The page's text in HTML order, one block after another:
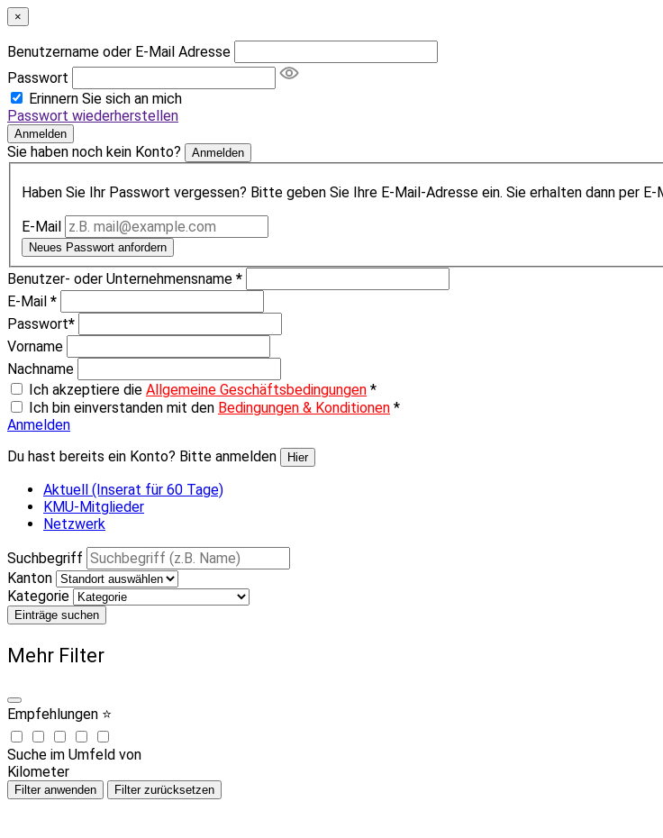
×
Benutzername oder E-Mail Adresse
Passwort
Erinnern Sie sich an mich
Passwort wiederherstellen
Anmelden
Sie haben noch kein Konto? Anmelden
Haben Sie Ihr Passwort vergessen? Bitte geben Sie Ihre E-Mail-Adresse ein. Sie erhalten dann per
E-Mail
Neues Passwort anfordern
Benutzer- oder Unternehmensname *
E-Mail *
Passwort*
Vorname
Nachname
Ich akzeptiere die Allgemeine Geschäftsbedingungen *
Ich bin einverstanden mit den Bedingungen & Konditionen *
Anmelden
Du hast bereits ein Konto? Bitte anmelden
Hier
Aktuell (Inserat für 60 Tage)
KMU-Mitglieder
Netzwerk
Suchbegriff
Kanton
Kategorie
Einträge suchen
Mehr Filter
Empfehlungen ⭐
Suche im Umfeld von
Kilometer
Filter anwenden Filter zurücksetzen